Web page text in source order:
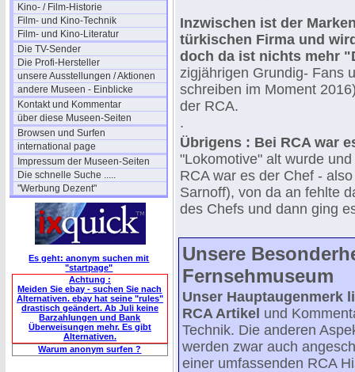
Kino- / Film-Historie
Film- und Kino-Technik
Film- und Kino-Literatur
Die TV-Sender
Die Profi-Hersteller
unsere Ausstellungen / Aktionen
andere Museen - Einblicke
Kontakt und Kommentar
über diese Museen-Seiten
Browsen und Surfen
international page
Impressum der Museen-Seiten
Die schnelle Suche .....
"Werbung Dezent"
Es geht: anonym suchen mit
"startpage"
Achtung :
Meiden Sie ebay - suchen Sie nach
Alternativen. ebay hat seine "rules"
drastisch geändert. Ab Juli keine
Barzahlungen und Bank
Überweisungen mehr. Es gibt
Alternativen.
Warum anonym surfen ?
Inzwischen ist der
türkischen Firma und
doch da ist nichts mehr
zigjährigen Grundig- Fans
schreiben im Moment
der RCA.
.
Übrigens : Bei RCA war
"Lokomotive" alt wurde
RCA war es der Chef -
Sarnoff), von da an fehlte
des Chefs und dann ging
Unsere
Fernsehmuseum
Unser Hauptaugenmerk
RCA Artikel und
Technik. Die anderen
werden zwar auch
einer umfassenden RCA